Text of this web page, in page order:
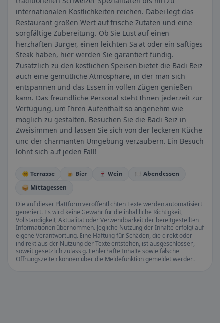
internationalen Köstlichkeiten reichen. Dabei legt das
Restaurant großen Wert auf frische Zutaten und eine
sorgfältige Zubereitung. Ob Sie Lust auf einen
herzhaften Burger, einen leichten Salat oder ein saftiges
Steak haben, hier werden Sie garantiert fündig.
Zusätzlich zu den köstlichen Speisen bietet die Badi Beiz
auch eine gemütliche Atmosphäre, in der man sich
entspannen und das Essen in vollen Zügen genießen
kann. Das freundliche Personal steht Ihnen jederzeit zur
Verfügung, um Ihren Aufenthalt so angenehm wie
möglich zu gestalten. Besuchen Sie die Badi Beiz in
Zweisimmen und lassen Sie sich von der leckeren Küche
und der charmanten Umgebung verzaubern. Ein Besuch
lohnt sich auf jeden Fall!
🌞 Terrasse 🍺 Bier 🍷 Wein
🍽️ Abendessen
🥪 Mittagessen
Die auf dieser Plattform veröffentlichten Texte werden automatisiert
generiert. Es wird keine Gewähr für die inhaltliche Richtigkeit,
Vollständigkeit, Aktualität oder Verwendbarkeit der bereitgestellten
Informationen übernommen. Jegliche Nutzung der Inhalte erfolgt auf
eigene Verantwortung. Eine Haftung für Schäden, die direkt oder
indirekt aus der Nutzung der Texte entstehen, ist ausgeschlossen,
soweit gesetzlich zulässig. Fehlerhafte Inhalte sowie falsche
Öffnungszeiten können über die Meldefunktion gemeldet werden.